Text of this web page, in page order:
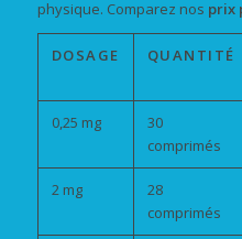
physique. Comparez nos prix
DOSAGE QUANTITÉ
0,25 mg
30
comprimés
2 mg
28
comprimés